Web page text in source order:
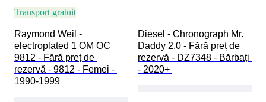
Transport gratuit
Raymond Weil -
electroplated 1 OM OC
9812 - Fără preț de
rezervă - 9812 - Femei -
1990-1999
Diesel - Chronograph Mr.
Daddy 2.0 - Fără preț de
rezervă - DZ7348 - Bărbați
- 2020+